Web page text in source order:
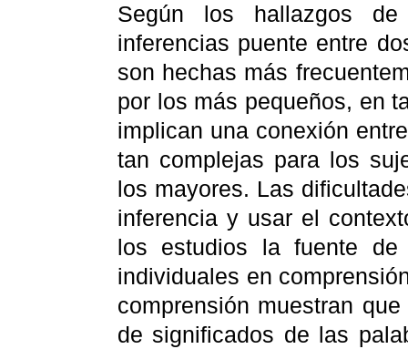
Según los hallazgos
inferencias puente entre
son hechas más
por los más pequeños, en
implican una conexión
tan complejas para los
los mayores. Las
inferencia y usar el
los estudios la fuente de
individuales en
comprensión muestran
de significados de las